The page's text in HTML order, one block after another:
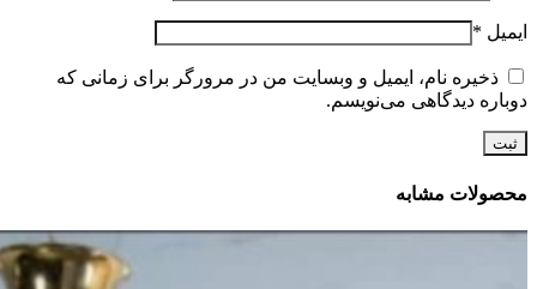
ایمیل *
ذخیره نام، ایمیل و وبسایت من در مرورگر برای زمانی که
دوباره دیدگاهی می‌نویسم.
محصولات مشابه